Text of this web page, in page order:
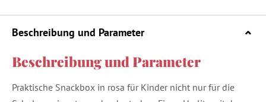
Beschreibung und Parameter
Beschreibung und Parameter
Praktische Snackbox in rosa für Kinder nicht nur für die